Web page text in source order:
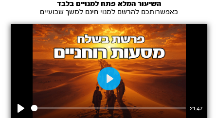
השיעור המלא פתח למנויים בלבד
באפשרותכם להרשם למנוי חינם למשך שבועיים
21:47
Play